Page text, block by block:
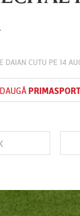
DAIAN CUTU PE 14
Sepsi OSK Sf
Gheorghe